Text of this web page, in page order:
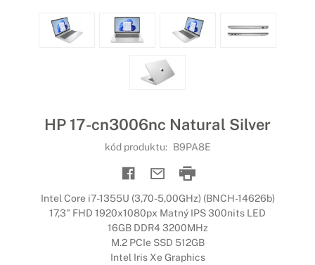
HP 17-cn3006nc Natural Silver
kód produktu: B9PA8E
Intel Core i7-1355U (3,70-5,00GHz) (BNCH-14626b)
17,3" FHD 1920x1080px Matný IPS 300nits LED
16GB DDR4 3200MHz
M.2 PCIe SSD 512GB
Intel Iris Xe Graphics